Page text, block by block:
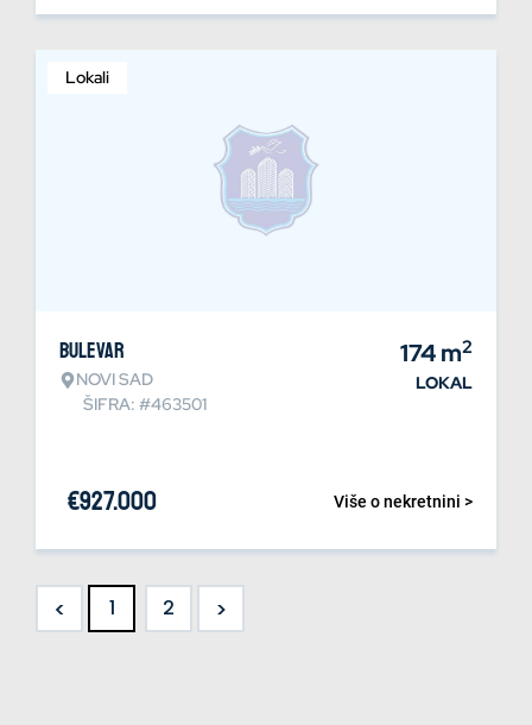
Lokali
Bulevar
NOVI SAD
ŠIFRA: #463501
174m2
LOKAL
Više o nekretnini >
€927.000
< 1 2 >